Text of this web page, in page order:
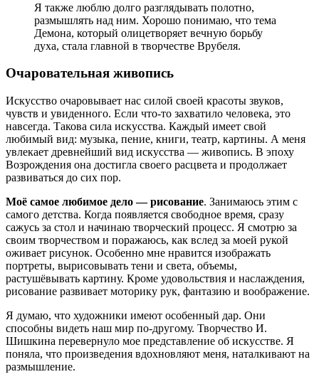
Я также люблю долго разглядывать полотно,
размышлять над ним. Хорошо понимаю, что тема
Демона, который олицетворяет вечную борьбу
духа, стала главной в творчестве Врубеля.
Очаровательная живопись
Искусство очаровывает нас силой своей красоты звуков,
чувств и увиденного. Если что-то захватило человека, это
навсегда. Такова сила искусства. Каждый имеет свой
любимый вид: музыка, пение, книги, театр, картины. А меня
увлекает древнейший вид искусства — живопись. В эпоху
Возрождения она достигла своего расцвета и продолжает
развиваться до сих пор.
Моё самое любимое дело — рисование. Занимаюсь этим с
самого детства. Когда появляется свободное время, сразу
сажусь за стол и начинаю творческий процесс. Я смотрю за
своим творчеством и поражаюсь, как вслед за моей рукой
оживает рисунок. Особенно мне нравится изображать
портреты, вырисовывать тени и света, объемы,
растушёвывать картину. Кроме удовольствия и наслаждения,
рисование развивает моторику рук, фантазию и воображение.
Я думаю, что художники имеют особенный дар. Они
способны видеть наш мир по-другому. Творчество И.
Шишкина перевернуло мое представление об искусстве. Я
поняла, что произведения вдохновляют меня, наталкивают на
размышление.